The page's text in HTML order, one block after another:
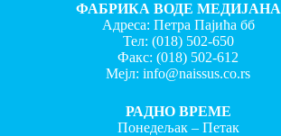
ФАБРИКА ВОДЕ МЕДИЈАНА
Адреса: Петра Пајића бб
Тел: (018) 502-650
Факс:(018) 502-612
Мејл:info@naissus.co.rs
РАДНО ВРЕМЕ
Понедељак – Петак